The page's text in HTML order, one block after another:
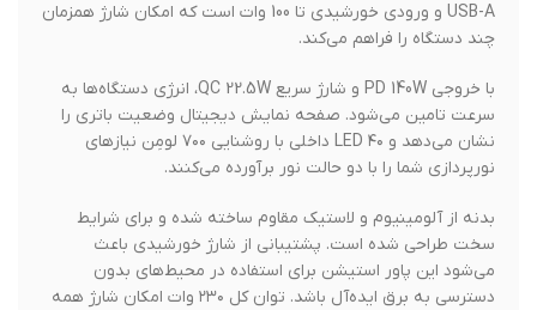
USB-A و ورودی خورشیدی تا 100 وات است که امکان شارژ همزمان
چند دستگاه را فراهم می‌کند.
با خروجی PD 140W و شارژ سریع QC 22.5W، انرژی دستگاه‌ها به
سرعت تامین می‌شود. صفحه نمایش دیجیتال وضعیت باتری را
نشان می‌دهد و ۴۰ LED داخلی با روشنایی ۷۰۰ لومِن نیازهای
نورپردازی شما را با دو حالت نور برآورده می‌کنند.
بدنه از آلومینیوم و لاستیک مقاوم ساخته شده و برای شرایط
سخت طراحی شده است. پشتیبانی از شارژ خورشیدی باعث
می‌شود این پاور استیشن برای استفاده در محیط‌های بدون
دسترسی به برق ایده‌آل باشد. توان کل ۲۳۰ وات امکان شارژ همه